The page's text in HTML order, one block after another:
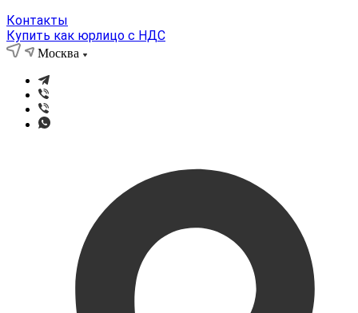
Контакты
Купить как юрлицо с НДС
Москва